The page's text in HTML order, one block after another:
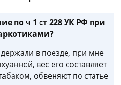
по ч 1 ст 228 УК РФ при
в поезде, при мне
вес его составляет
обвеняют по статье